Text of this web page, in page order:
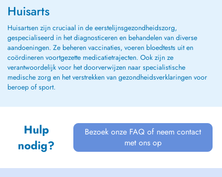
Huisarts
Huisartsen zijn cruciaal in de eerstelijnsgezondheidszorg,
gespecialiseerd in het diagnosticeren en behandelen van diverse
aandoeningen. Ze beheren vaccinaties, voeren bloedtests uit en
coördineren voortgezette medicatietrajecten. Ook zijn ze
verantwoordelijk voor het doorverwijzen naar specialistische
medische zorg en het verstrekken van gezondheidsverklaringen voor
beroep of sport.
Hulp
nodig?
Bezoek onze FAQ of neem contact
met ons op